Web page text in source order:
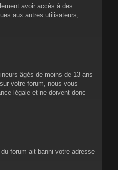
avoir accès à des
aux autres utilisateurs,
âgés de moins de 13 ans
votre forum, nous vous
légale et ne doivent donc
forum ait banni votre adresse